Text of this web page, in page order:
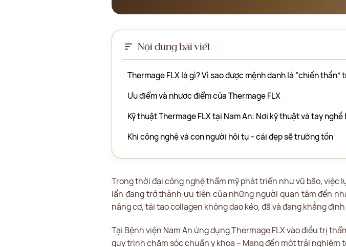
Nội dung bài viết
Thermage FLX là gì? Vì sao được mệnh danh là “chiến thần”
Ưu điểm và nhược điểm của Thermage FLX
Kỹ thuật Thermage FLX tại Nam An: Nơi kỹ thuật và tay
Khi công nghệ và con người hội tụ – cái đẹp sẽ trường tồn
Trong thời đại công nghệ thẩm mỹ phát triển như vũ bão, việc
lấn đang trở thành ưu tiên của những người quan tâm đến
nâng cơ, tái tạo collagen không dao kéo, đã và đang khẳng
Tại Bệnh viện Nam An ứng dụng Thermage FLX vào điều trị
quy trình chăm sóc chuẩn y khoa – Mang đến một trải nghiệm